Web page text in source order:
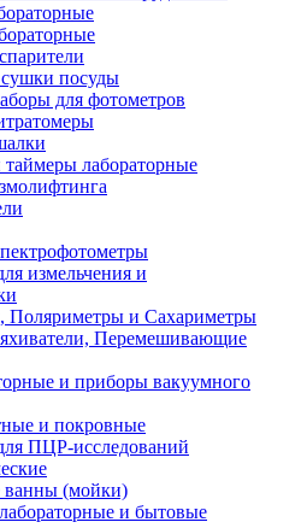
сушки посуды
для фотометров
лабораторные
измельчения и
Поляриметры и Сахариметры
Перемешивающие
и приборы вакуумного
и покровные
ПЦР-исследований
ванны (мойки)
и бытовые